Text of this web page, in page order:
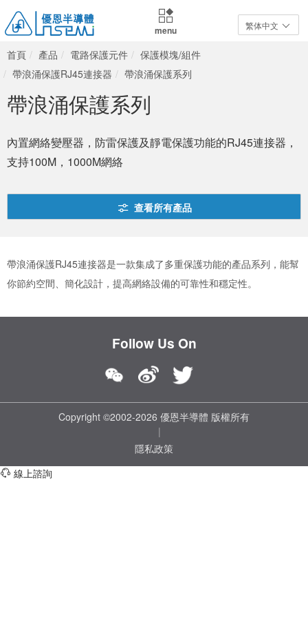
menu 繁体中文
首頁 產品 電路保護元件
保護模塊/組件
帶浪涌保護RJ45連接器
帶浪涌保護系列
帶浪涌保護系列
內置網絡變壓器，防雷保護及靜電保護功能的RJ45連接器，
支持100M，1000M網絡
查看所有產品
帶浪涌保護RJ45連接器是一款集成了多重保護功能的產品系列，能幫
你節約空間、簡化設計，提高網絡設備的可靠性和穩定性。
Follow Us On
Copyright ©2002-2026 優恩半導體 版權所有
|
隱私政策
線上諮詢